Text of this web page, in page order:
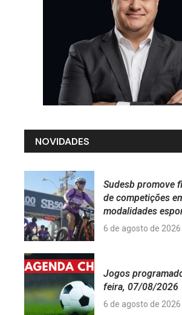
NOVIDADES
Sudesb promove
de competições
modalidades
6 de agosto de 2026
Jogos
feira, 07/08/2026
6 de agosto de 2026